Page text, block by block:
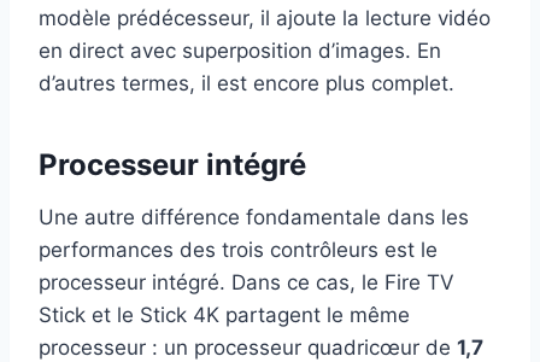
modèle prédécesseur, il ajoute la lecture vidéo
en direct avec superposition d’images. En
d’autres termes, il est encore plus complet.
Processeur intégré
Une autre différence fondamentale dans les
performances des trois contrôleurs est le
processeur intégré. Dans ce cas, le Fire TV
Stick et le Stick 4K partagent le même
processeur : un processeur quadricœur de 1,7